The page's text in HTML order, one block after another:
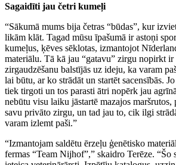
Sagaidīti jau četri kumeļi
“Sākumā mums bija četras “būdas”, kur
likām klāt. Tagad mūsu īpašumā ir astoņi
kumeļus, ķēves sēklotas, izmantojot
materiālu. Tā kā jau “gatavu” zirgu nopirkt
zirgaudzēšanu balstījās uz ideju, ka varam
lai būtu, ar ko strādāt un startēt sacensībās.
tiek tirgoti un tos parasti ātri nopērk jau
nebūtu visu laiku jāstartē mazajos maršrutos,
savu privāto zirgu, un tad jau to, cik ilgi
varam izlemt paši.”
“Izmantojam saldētu ērzeļu ģenētisko
fermas “Team Nijhof”,” skaidro Terēze. “Šo